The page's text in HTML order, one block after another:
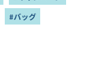
#バッグ